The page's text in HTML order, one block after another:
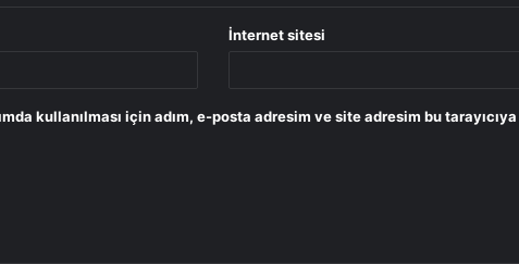
İnternet sitesi
kullanılması için adım, e-posta adresim ve site adresim bu tarayıcıya